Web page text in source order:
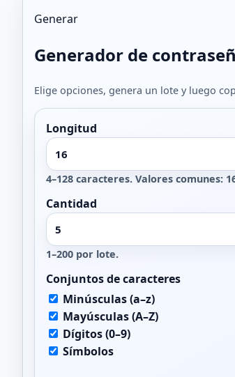
Generar
Generador de
Elige opciones, genera un lote y luego
Longitud
4–128 caracteres. Valores comunes:
Cantidad
1–200 por lote.
Conjuntos de caracteres
Minúsculas (a–z)
Mayúsculas (A–Z)
Dígitos (0–9)
Símbolos